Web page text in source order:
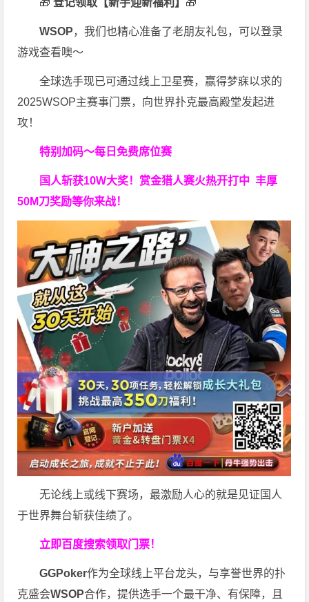
🎁 登记领取【新手迎新福利】 🎁
WSOP，我们也精心准备了老朋友礼包，可以登录
游戏查看噢～
全球选手现已可通过线上卫星赛，赢得梦寐以求的
2025WSOP主赛事门票，向世界扑克最高殿堂发起进
攻！
特别加码～每日免费席位赛
国人斩获10W大奖！ 赏金猎人赛火热开打中 丰厚
50M刀奖励等你来战！
无论线上或线下赛场，最激励人心的就是见证国人
于世界舞台斩获佳绩了。
立即百度搜索领取门票！
GGPoker作为全球线上平台龙头，与享誉世界的扑
克盛会WSOP合作，提供选手一个最干净、有保障，且